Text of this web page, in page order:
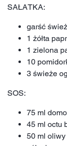
SAŁATKA:
garść
1 żółta
1 zielona
10
3 świeże
SOS:
75 ml
45 ml octu
50 ml